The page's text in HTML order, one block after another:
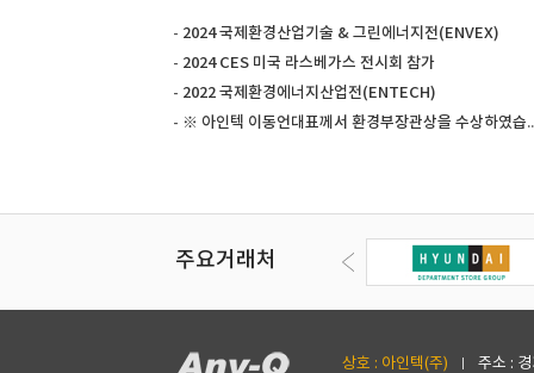
- 2024 국제환경산업기술 & 그린에너지전(ENVEX)
- 2024 CES 미국 라스베가스 전시회 참가
- 2022 국제환경에너지산업전(ENTECH)
-
주요거래처
상호 : 아인텍(주)
주소 :